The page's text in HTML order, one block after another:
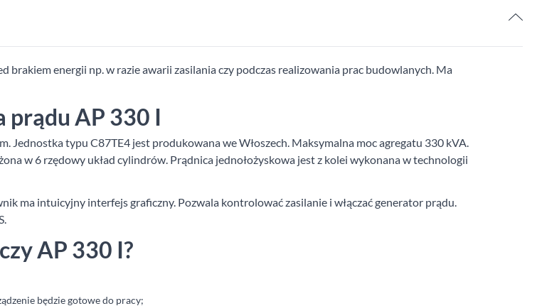
energii np. w razie awarii zasilania czy podczas realizowania prac budowlanych. Ma
AP 330 I
Jednostka typu C87TE4 jest produkowana we Włoszech. Maksymalna moc agregatu 330 kVA.
w 6 rzędowy układ cylindrów. Prądnica jednołożyskowa jest z kolei wykonana w technologii
ma intuicyjny interfejs graficzny. Pozwala kontrolować zasilanie i włączać generator prądu.
AP 330 I?
będzie gotowe do pracy;